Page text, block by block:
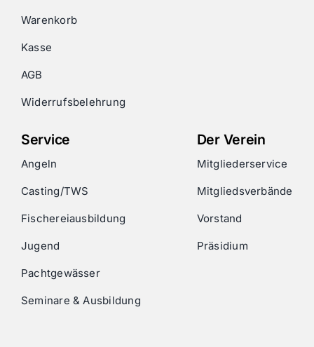
Warenkorb
Kasse
AGB
Widerrufsbelehrung
Service
Angeln
Casting/TWS
Fischereiausbildung
Jugend
Pachtgewässer
Seminare & Ausbildung
Der Verein
Mitgliederservice
Mitgliedsverbände
Vorstand
Präsidium